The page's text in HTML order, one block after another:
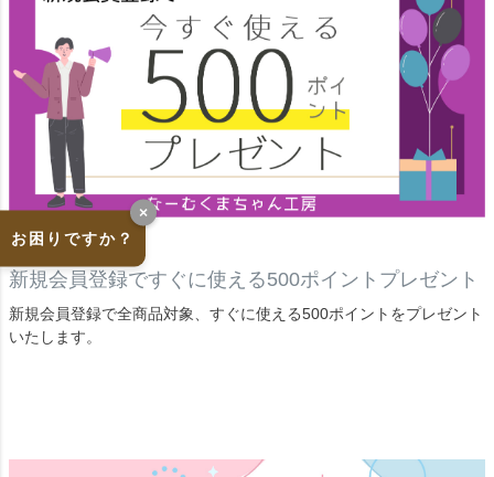
新規会員登録ですぐに使える500ポイントプレゼント
新規会員登録で全商品対象、すぐに使える500ポイントをプレゼント
いたします。
お困りですか？
×